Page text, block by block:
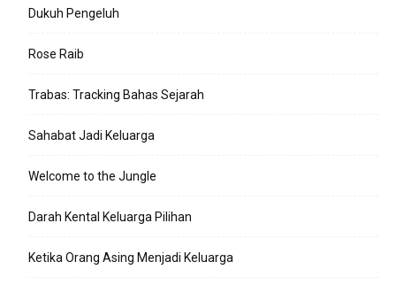
Dukuh Pengeluh
Rose Raib
Trabas: Tracking Bahas Sejarah
Sahabat Jadi Keluarga
Welcome to the Jungle
Darah Kental Keluarga Pilihan
Ketika Orang Asing Menjadi Keluarga